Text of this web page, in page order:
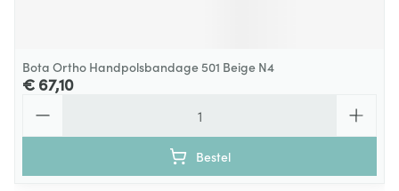
Bota Ortho Handpolsbandage 501 Beige N4
€ 67,10
Bestel